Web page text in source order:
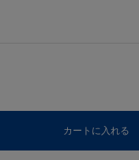
カートに入れる